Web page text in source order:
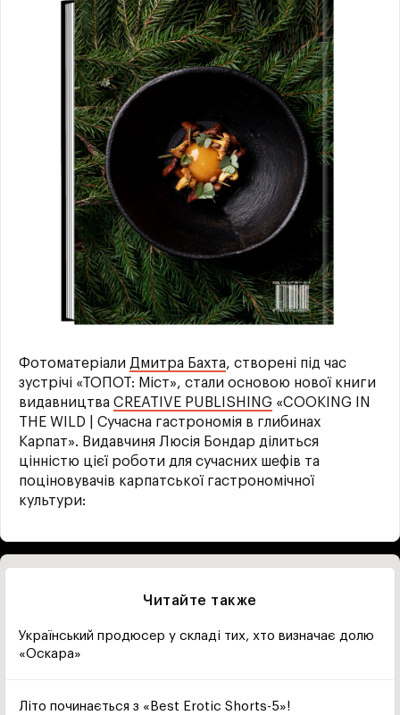
Фотоматеріали Дмитра Бахта, створені під час
зустрічі «ТОПОТ: Міст», стали основою нової книги
видавництва CREATIVE PUBLISHING «COOKING IN
THE WILD | Сучасна гастрономія в глибинах
Карпат». Видавчиня Люсія Бондар ділиться
цінністю цієї роботи для сучасних шефів та
поціновувачів карпатської гастрономічної
культури:
Читайте также
Український продюсер у складі тих, хто визначає долю
«Оскара»
Літо починається з «Best Erotic Shorts-5»!